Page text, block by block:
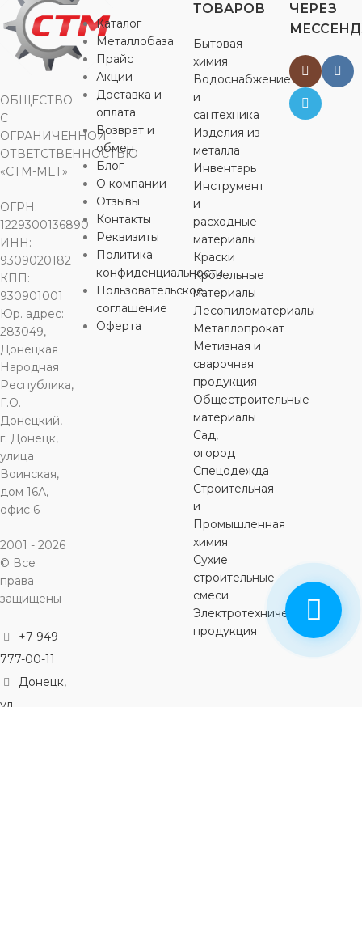
ОБЩЕСТВО
С
ОГРАНИЧЕННОЙ
ОТВЕТСТВЕННОСТЬЮ
«СТМ-МЕТ»
ОГРН:
1229300136890
ИНН:
9309020182
КПП:
930901001
Юр. адрес:
283049,
Донецкая
Народная
Республика,
Г.О.
Донецкий,
г. Донецк,
улица
Воинская,
дом 16А,
офис 6
2001 - 2026
© Все
права
защищены
+7-949-
777-00-11
Донецк,
ул.
Каталог
Металлобаза
Прайс
Акции
Доставка и
оплата
Возврат и
обмен
Блог
О компании
Отзывы
Контакты
Реквизиты
Политика
конфиденциальности
Пользовательское
соглашение
Оферта
ТОВАРОВ
Бытовая
химия
Водоснабжение
и
сантехника
Изделия из
металла
Инвентарь
Инструмент
и
расходные
материалы
Краски
Кровельные
материалы
Лесопиломатериалы
Металлопрокат
Метизная и
сварочная
продукция
Общестроительные
материалы
Сад,
огород
Спецодежда
Строительная
и
Промышленная
химия
Сухие
строительные
смеси
Электротехническая
продукция
ЧЕРЕЗ